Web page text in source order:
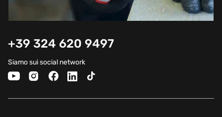
+39 324 620 9497
Siamo sui social network